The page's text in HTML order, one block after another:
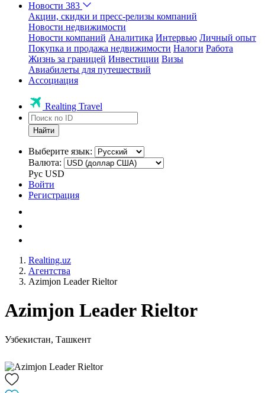
Новости 383
Акции, скидки и пресс-релизы компаний
Новости недвижимости
Новости компаний Аналитика Интервью Личный опыт
Покупка и продажа недвижимости Налоги Работа
Жизнь за границей Инвестиции Визы
Авиабилеты для путешествий
Ассоциация
Realting Travel
Найти
Выберите язык:
Валюта:
Рус USD
Войти
Регистрация
Realting.uz
Агентства
Azimjon Leader Rieltor
Azimjon Leader Rieltor
Узбекистан, Ташкент